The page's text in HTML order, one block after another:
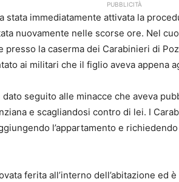
PUBBLICITÀ
stata immediatamente attivata la
nuovamente nelle scorse ore. Nel
presso la caserma dei Carabinieri di
ai militari che il figlio aveva appena
dato seguito alle minacce che aveva
e scagliandosi contro di lei. I
l’appartamento e
ferita all’interno dell’abitazione ed